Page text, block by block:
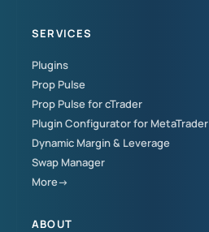
SERVICES
Plugins
Prop Pulse
Prop Pulse for cTrader
Plugin Configurator for MetaTrader
Dynamic Margin & Leverage
Swap Manager
More→
ABOUT